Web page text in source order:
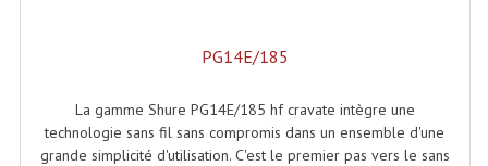
PG14E/185
La gamme Shure PG14E/185 hf cravate intègre une
technologie sans fil sans compromis dans un ensemble d'une
grande simplicité d'utilisation. C'est le premier pas vers le sans